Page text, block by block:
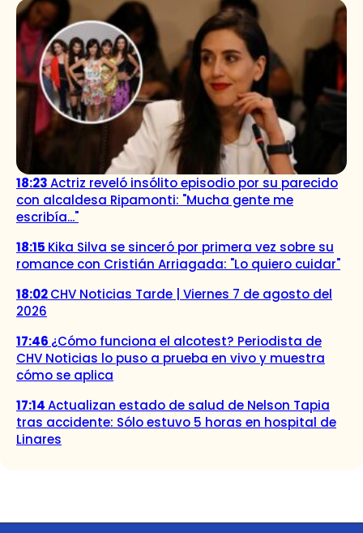
18:23Actriz reveló insólito episodio por su parecido
con alcaldesa Ripamonti: "Mucha gente me
escribía..."
18:15 Kika Silva se sinceró por primera vez sobre su
romance con Cristián Arriagada: "Lo quiero cuidar"
18:02CHV Noticias Tarde | Viernes 7 de agosto del
2026
17:46 ¿Cómo funciona el alcotest? Periodista de
CHV Noticias lo puso a prueba en vivo y muestra
cómo se aplica
17:14Actualizan estado de salud de Nelson Tapia
tras accidente: Sólo estuvo 5 horas en hospital de
Linares